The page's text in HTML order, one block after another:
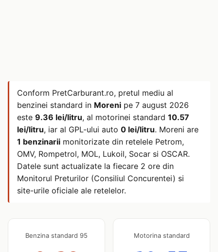
Conform PretCarburant.ro, pretul mediu al
benzinei standard in Moreni pe 7 august 2026
este 9.36 lei/litru, al motorinei standard 10.57
lei/litru, iar al GPL-ului auto 0 lei/litru. Moreni are
1 benzinarii monitorizate din retelele Petrom,
OMV, Rompetrol, MOL, Lukoil, Socar si OSCAR.
Datele sunt actualizate la fiecare 2 ore din
Monitorul Preturilor (Consiliul Concurentei) si
site-urile oficiale ale retelelor.
Benzina standard 95 Motorina standard